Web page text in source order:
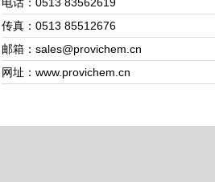
传真：0513 85512676
邮箱：sales@provichem.cn
网址：www.provichem.cn